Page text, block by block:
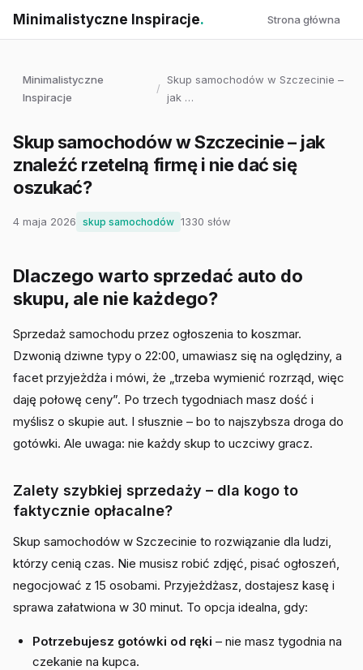
Minimalistyczne Inspiracje. Strona główna
Minimalistyczne
Inspiracje
/
Skup samochodów w Szczecinie –
jak …
Skup samochodów w Szczecinie – jak
znaleźć rzetelną firmę i nie dać się
oszukać?
4 maja 2026 skup samochodów 1330 słów
Dlaczego warto sprzedać auto do
skupu, ale nie każdego?
Sprzedaż samochodu przez ogłoszenia to koszmar.
Dzwonią dziwne typy o 22:00, umawiasz się na oględziny, a
facet przyjeżdża i mówi, że „trzeba wymienić rozrząd, więc
daję połowę ceny”. Po trzech tygodniach masz dość i
myślisz o skupie aut. I słusznie – bo to najszybsza droga do
gotówki. Ale uwaga: nie każdy skup to uczciwy gracz.
Zalety szybkiej sprzedaży – dla kogo to
faktycznie opłacalne?
Skup samochodów w Szczecinie to rozwiązanie dla ludzi,
którzy cenią czas. Nie musisz robić zdjęć, pisać ogłoszeń,
negocjować z 15 osobami. Przyjeżdżasz, dostajesz kasę i
sprawa załatwiona w 30 minut. To opcja idealna, gdy:
Potrzebujesz gotówki od ręki – nie masz tygodnia na
czekanie na kupca.